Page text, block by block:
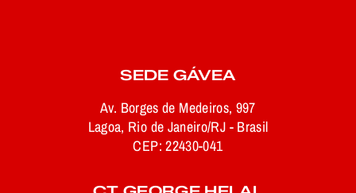
SEDE GÁVEA
Av. Borges de Medeiros, 997
Lagoa, Rio de Janeiro/RJ - Brasil
CEP: 22430-041